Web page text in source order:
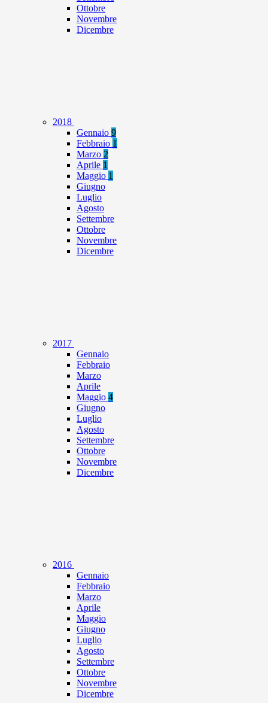
Ottobre
Novembre
Dicembre
2018
Gennaio 9
Febbraio 1
Marzo 2
Aprile 1
Maggio 1
Giugno
Luglio
Agosto
Settembre
Ottobre
Novembre
Dicembre
2017
Gennaio
Febbraio
Marzo
Aprile
Maggio 4
Giugno
Luglio
Agosto
Settembre
Ottobre
Novembre
Dicembre
2016
Gennaio
Febbraio
Marzo
Aprile
Maggio
Giugno
Luglio
Agosto
Settembre
Ottobre
Novembre
Dicembre